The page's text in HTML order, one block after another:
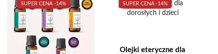
SUPER CENA -14% SUPER CENA -14%
Olejki eteryczne dla